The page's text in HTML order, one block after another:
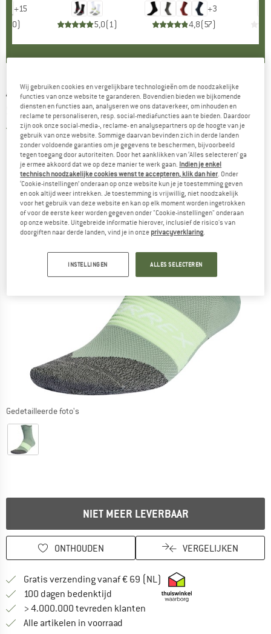
+15
0) 5,0(1)
+3
4,8(57)
ADIDAS TERREX -Terrex Trailrunning Agravic
Socks - Hardloopsokken
4,0(1)
Gedetailleerde foto's
NIET MEER LEVERBAAR
ONTHOUDEN VERGELIJKEN
Gratis verzending vanaf € 69 (NL) Vind hier de
100 dagen bedenktijd Vind de betalingsinformatie hier!
> 4.000.000 tevreden klanten
Alle artikelen in voorraad
Wij gebruiken cookies en vergelijkbare technologieën om de noodzakelijke
functies van onze website te garanderen. Bovendien bieden we bijkomende
diensten en functies aan, analyseren we ons dataverkeer, om inhouden en
reclame te personaliseren, resp. social-mediafuncties aan te bieden. Daardoor
zijn ook onze social-media-, reclame- en analysepartners op de hoogte van je
gebruik van onze website. Sommige daarvan bevinden zich in derde landen
zonder voldoende garanties om je gegevens te beschermen, bijvoorbeeld
tegen toegang door autoriteiten. Door het aanklikken van ‘Alles selecteren’ ga
je ermee akkoord dat we op deze manier te werk gaan. Indien je enkel
technisch noodzakelijke cookies wenst te accepteren, klik dan hier. Onder
‘Cookie-instellingen’ onderaan op onze website kun je je toestemming geven
en ook altijd weer intrekken. Je toestemming is vrijwillig, niet noodzakelijk
voor het gebruik van deze website en kan op elk moment worden ingetrokken
of voor de eerste keer worden gegeven onder "Cookie-instellingen" onderaan
op onze website. Uitgebreide informatie hierover, inclusief de risico's van
doorgiften naar derde landen, vind je in onze privacyverklaring.
INSTELLINGEN ALLES SELECTEREN